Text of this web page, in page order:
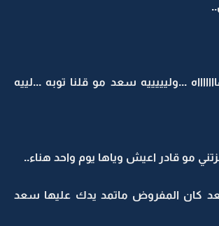
...وليييييه سعد مو قلنا توبه ...لييه
مو قادر اعيش وياها يوم واحد هناء..
كان المفروض ماتمد يدك عليها سعد